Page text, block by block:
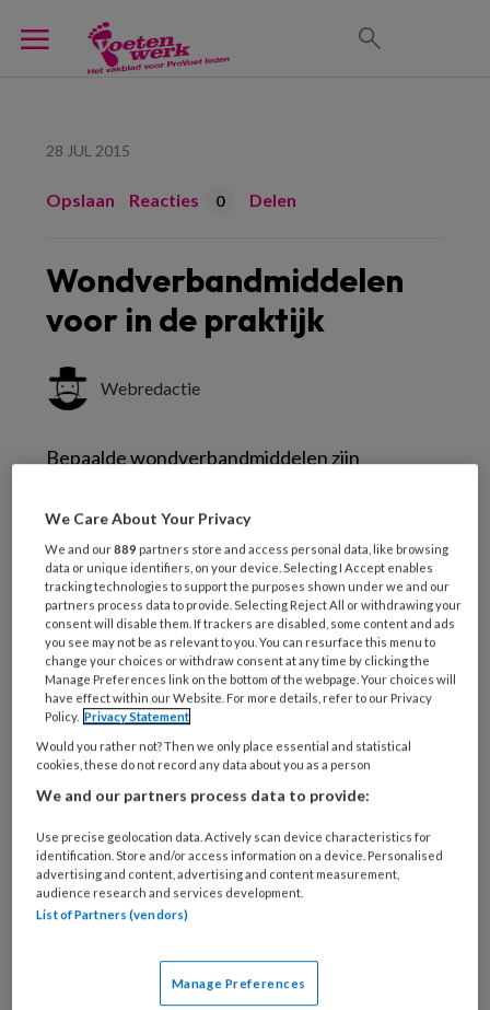
28 JUL 2015
Opslaan Reacties 0 Delen
Wondverbandmiddelen
voor in de praktijk
Webredactie
Bepaalde wondverbandmiddelen zijn
soorten moeten we zeker bij de hand hebben
en aan welke kwaliteitseisen moeten deze
materialen voldoen? Wanneer is
steriel verband noodzaak? Medisch pedicures
Igna Breedeveld, Carlien Hofland en Hettie
Klootwijk vertellen hoe zij er mee omgaan.
Praktijk & Instrument: Noodzakelijke
wondverbandmiddelen Podopost december
2014;27(PDF)
Reageer op dit artikel
We Care About Your Privacy
We and our889 partners store and access personal data, like browsing
data or unique identifiers, on your device. Selecting I Accept enables
tracking technologies to support the purposes shown under we and our
partners process data to provide. Selecting Reject All or withdrawing your
consent will disable them. If trackers are disabled, some content and ads
you see may not be as relevant to you. You can resurface this menu to
change your choices or withdraw consent at any time by clicking the
Manage Preferences link on the bottom of the webpage. Your choices will
have effect within our Website. For more details, refer to our Privacy
Policy. Privacy Statement
Would you rather not? Then we only place essential and statistical
cookies, these do not record any data about you as a person
We and our partners process data to provide:
Use precise geolocation data. Actively scan device characteristics for
identification. Store and/or access information on a device. Personalised
advertising and content, advertising and content measurement,
audience research and services development.
List of Partners (vendors)
Manage Preferences